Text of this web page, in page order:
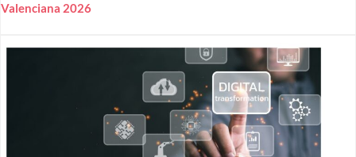
Valenciana 2026